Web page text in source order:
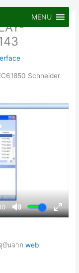
MENU
Schneider
บันจากweb